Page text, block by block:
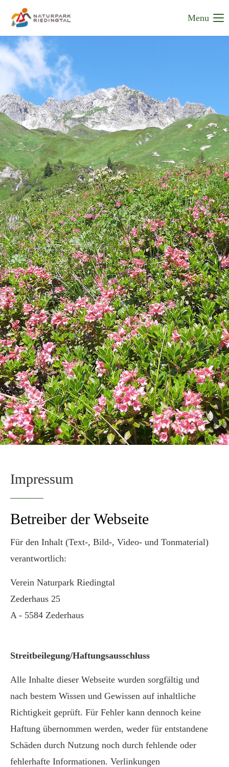
Login
Benutzername
Passwort
Anmelden
Register|Lost your password?
Support
Lorem ipsum dolor sit amet:
24h/ 365days
We offer support for our customers
Mon - Fri 8:00am - 5:00pm(GMT +1)
Get in touch
Cybersteel Inc.
376-293 City Road, Suite 600
San Francisco, CA 94102
Have any questions?
Drop us a line
About us
Lorem ipsum dolor sit amet, consectetuer
adipiscing elit.
Aenean commodo ligula eget dolor. Aenean
massa. Cum sociis natoque penatibus et magnis
Menu
Impressum
Betreiber der Webseite
Für den Inhalt (Text-, Bild-, Video- und Tonmaterial)
verantwortlich:
Verein Naturpark Riedingtal
Zederhaus 25
A - 5584 Zederhaus
Streitbeilegung/Haftungsausschluss
Alle Inhalte dieser Webseite wurden sorgfältig und
nach bestem Wissen und Gewissen auf inhaltliche
Richtigkeit geprüft. Für Fehler kann dennoch keine
Haftung übernommen werden, weder für entstandene
Schäden durch Nutzung noch durch fehlende oder
fehlerhafte Informationen. Verlinkungen